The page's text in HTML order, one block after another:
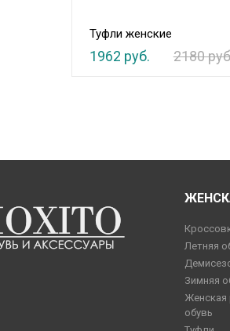
Туфли женские
1962 руб. 2180
Летняя
Зимняя
Женская
обувь